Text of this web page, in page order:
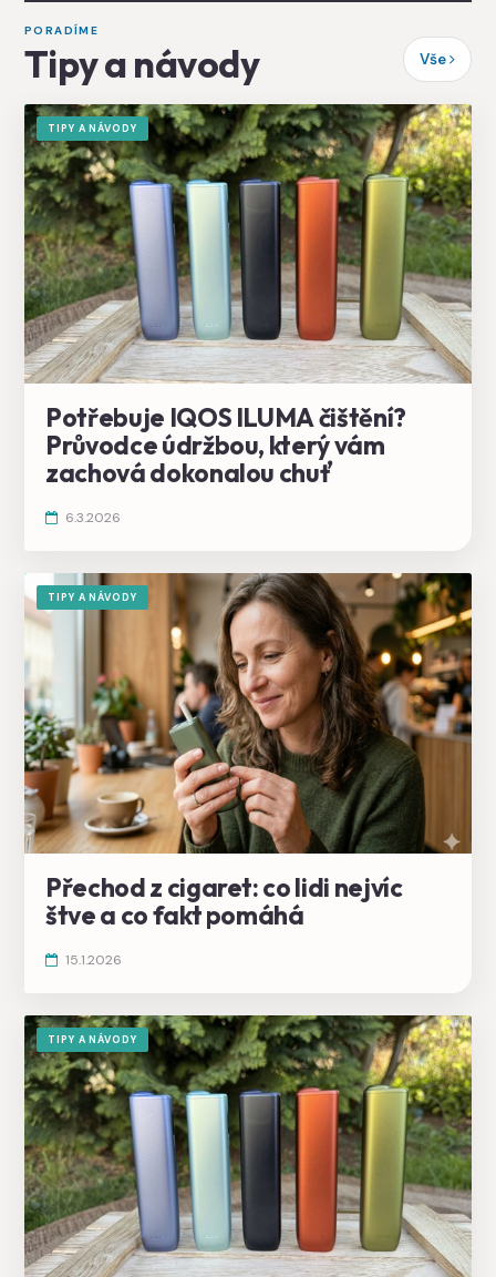
PORADÍME
Tipy a návody Vše
TIPY A NÁVODY
Potřebuje IQOS ILUMA čištění?
Průvodce údržbou, který vám
zachová dokonalou chuť
6.3.2026
TIPY A NÁVODY
Přechod z cigaret: co lidi nejvíc
štve a co fakt pomáhá
15.1.2026
TIPY A NÁVODY